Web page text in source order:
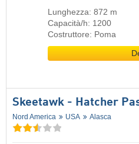
Lunghezza: 872 m
Capacità/h: 1200
Costruttore: Poma
Skeetawk - Hatcher
Nord America USA Alasca